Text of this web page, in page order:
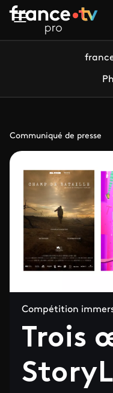
Aller au contenu principal
Communiqué de presse
Compétition
Trois